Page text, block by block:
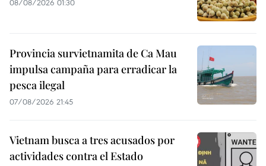
08/08/2026 01:30
Provincia survietnamita de Ca Mau
impulsa campaña para erradicar la
pesca ilegal
07/08/2026 21:45
Vietnam busca a tres acusados por
actividades contra el Estado